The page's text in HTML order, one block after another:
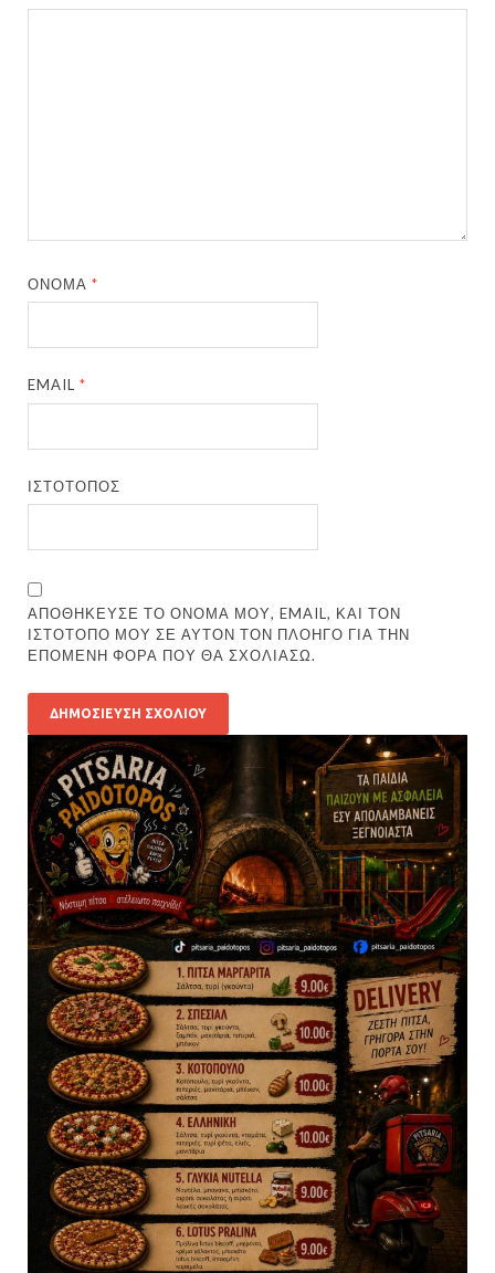
ΌΝΟΜΑ*
EMAIL*
ΙΣΤΌΤΟΠΟΣ
ΑΠΟΘΉΚΕΥΣΕ ΤΟ ΌΝΟΜΆ ΜΟΥ, EMAIL, ΚΑΙ ΤΟΝ
ΙΣΤΌΤΟΠΟ ΜΟΥ ΣΕ ΑΥΤΌΝ ΤΟΝ ΠΛΟΗΓΌ ΓΙΑ ΤΗΝ
ΕΠΌΜΕΝΗ ΦΟΡΆ ΠΟΥ ΘΑ ΣΧΟΛΙΆΣΩ.